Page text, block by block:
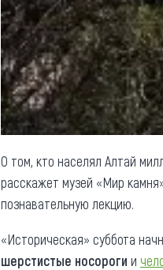
О том, кто населял Алтай
расскажет музей «Мир
познавательную лекцию.
«Историческая» суббота
шерстистые носороги и